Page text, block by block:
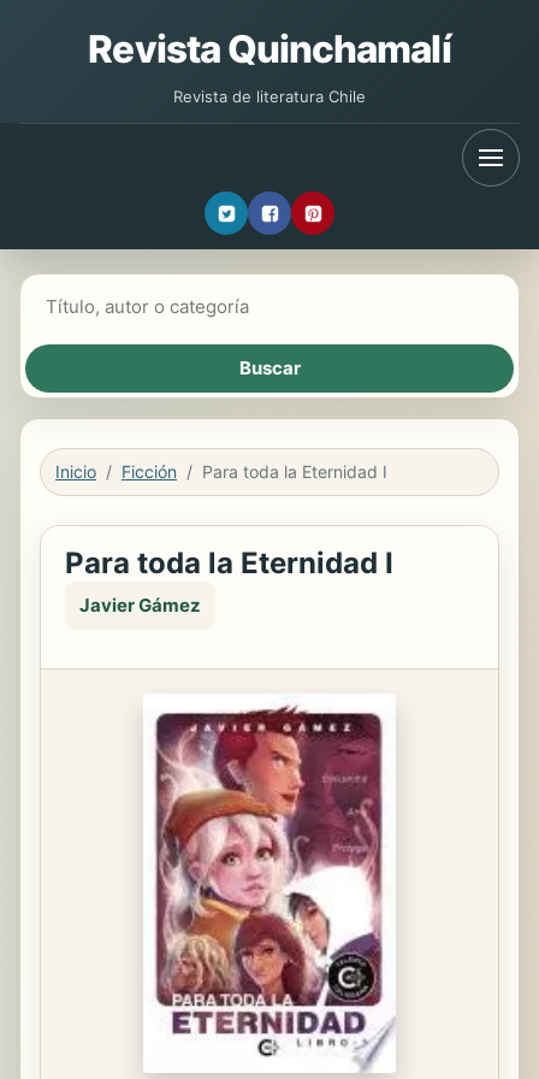
Revista Quinchamalí
Revista de literatura Chile
Inicio Ficción Para toda la Eternidad I
Para toda la Eternidad I
Javier Gámez